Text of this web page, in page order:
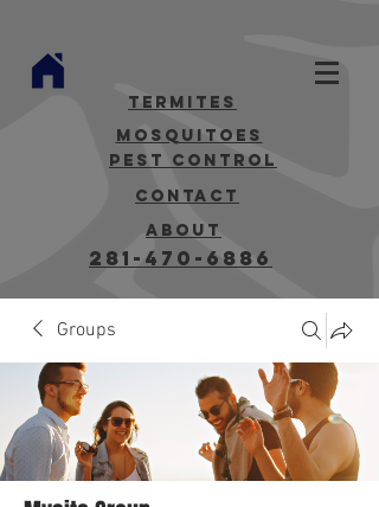
termites
mosquitoes
Pest Control
contact
about
281-470-6886
Groups